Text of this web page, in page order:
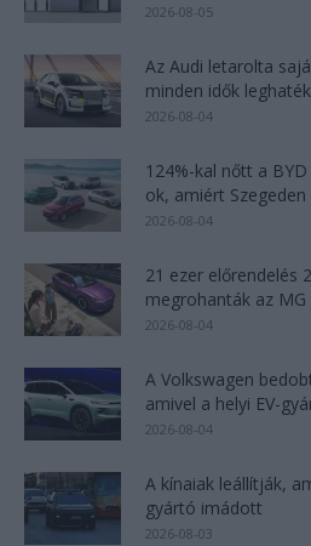
2026-08-05
Az Audi letarolta
minden idők
2026-08-04
124%-kal nőtt a
ok, amiért
2026-08-04
21 ezer előrendelés
megrohanták az
2026-08-04
A Volkswagen
amivel a helyi EV-
2026-08-04
A kínaiak leállítják,
gyártó imádott
2026-08-03